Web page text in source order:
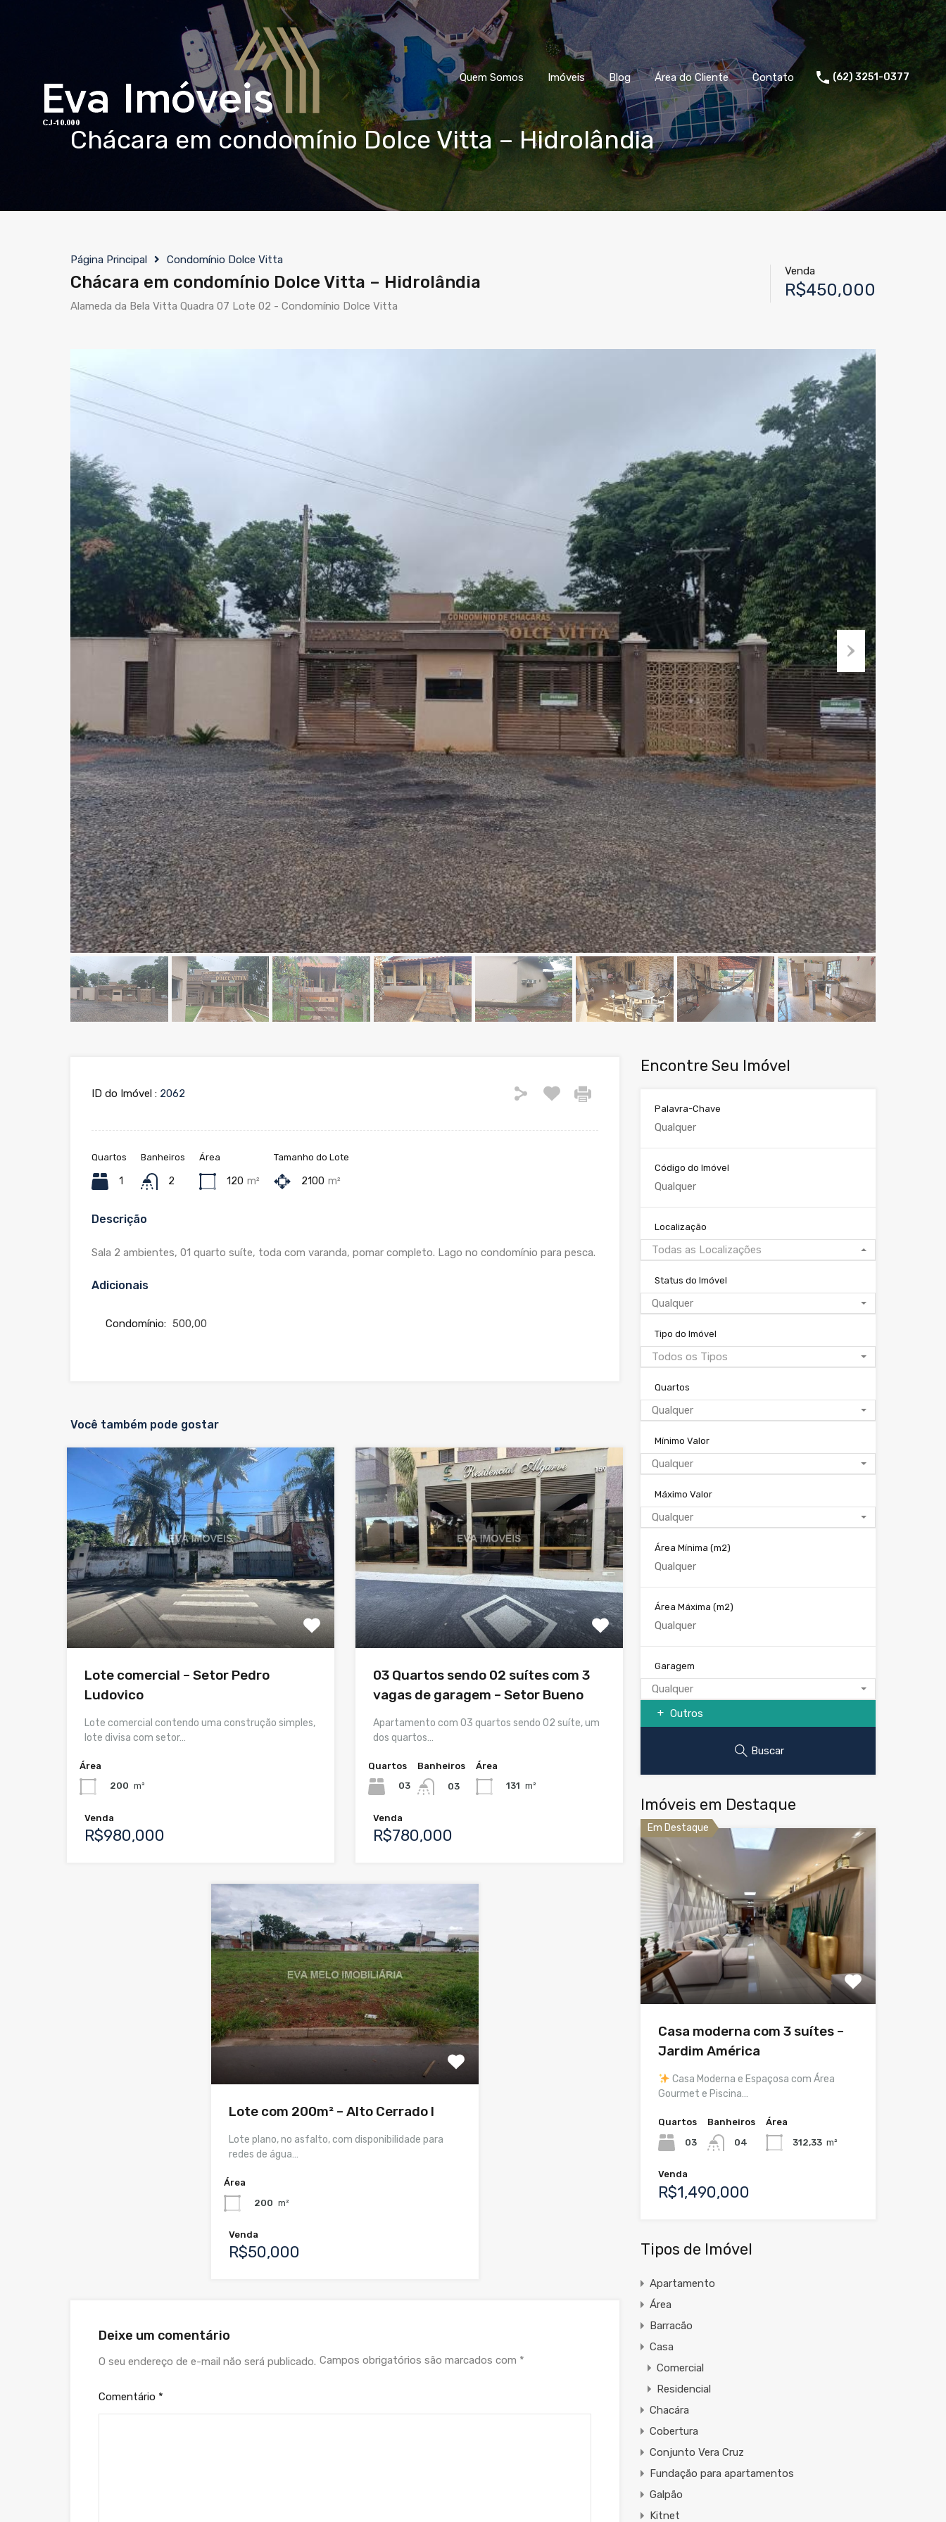
Quem Somos Imóveis Blog Área do Cliente Contato (62) 3251-0377
Chácara em condomínio Dolce Vitta – Hidrolândia
Página Principal Condomínio Dolce Vitta
Chácara em condomínio Dolce Vitta – Hidrolândia
Alameda da Bela Vitta Quadra 07 Lote 02 - Condomínio Dolce Vitta
Venda
R$450,000
ID do Imóvel : 2062
Quartos
1
Banheiros
2
Área
120 m²
Tamanho do Lote
2100 m²
Descrição
Sala 2 ambientes, 01 quarto suíte, toda com varanda, pomar completo. Lago no condomínio para pesca.
Adicionais
Condomínio: 500,00
Você também pode gostar
Lote comercial – Setor Pedro
Ludovico
Lote comercial contendo uma construção simples,
lote divisa com setor…
Área
200 m²
Venda
R$980,000
03 Quartos sendo 02 suítes com 3
vagas de garagem – Setor Bueno
Apartamento com 03 quartos sendo 02 suíte, um
dos quartos…
Quartos
03
Banheiros
03
Área
131 m²
Venda
R$780,000
Lote com 200m² – Alto Cerrado I
Lote plano, no asfalto, com disponibilidade para
redes de água…
Área
200 m²
Venda
R$50,000
Deixe um comentário
O seu endereço de e-mail não será publicado. Campos obrigatórios são marcados com *
Comentário *
Encontre Seu Imóvel
Palavra-Chave
Código do Imóvel
Localização
Todas as Localizações
Status do Imóvel
Qualquer
Tipo do Imóvel
Todos os Tipos
Quartos
Qualquer
Mínimo Valor
Qualquer
Máximo Valor
Qualquer
Área Mínima (m2)
Área Máxima (m2)
Garagem
Qualquer
Outros
Buscar
Imóveis em Destaque
Em Destaque
Casa moderna com 3 suítes –
Jardim América
Casa Moderna e Espaçosa com Área
Gourmet e Piscina…
Quartos
03
Banheiros
04
Área
312,33 m²
Venda
R$1,490,000
Tipos de Imóvel
Apartamento
Área
Barracão
Casa
Comercial
Residencial
Chacára
Cobertura
Conjunto Vera Cruz
Fundação para apartamentos
Galpão
Kitnet